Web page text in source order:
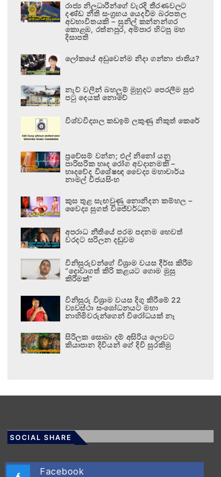
රාජ්‍ය නිලධාරීන්ගේ වැරදි තීරණවලට
දණ්ඩ නීති සංග්‍රහය යෙදවීම බරපතල
අවභාවිතයකි – සුනිල් කන්නන්ගර
කොළඹ, රත්නපුර, අම්පාර හිටපු මහ
දිසාපති
ලෝකයේ අඩුවෙන්ම නිදා ගන්නා ජාතිය?
නැව් වලින් බහලුම් මුහුදට පෙරලීම සුළු
පටු දෙයක් නොවේ
විශ්වවිද්‍යාල කඩඉම් ලකුණු නිකුත් කෙරේ
ප්‍රවේසම් වන්න; එල් නිනෝ යනු
පාරිසරික හෘද රෝග අවදානමකි –
හෘදවේද විශේෂඥ වෛද්‍ය මහාචාර්ය
නාමල් විජයසිංහ
කුස තුළ සැඟවුණු නොනිදන කම්හල –
වෛද්‍ය සුගත් විජේවර්ධන
අපරාධ නීතියේ පරම පදනම හෙවත්
වරදට සරිලන දඬුවම
විනිසුරුවන්ගේ විශ්‍රාම වයස දීර්ඝ කිරීම
“දොවාගත් කිරි කළයට ගොම මුසු
කිරීමක්”
විනිසුරු විශ්‍රාම වයස දිගු කිරීමේ 22
ව්‍යවස්ථා සංශෝධනයට මහා
නාහිමිවරුන්ගෙන් විරෝධයක් නෑ
සිරිලක සොබා දම් අසිරිය ලොවට
කියාපාන දිවියන් ගේ දිවි සුරකිමු
SOCIAL SHARE
Facebook